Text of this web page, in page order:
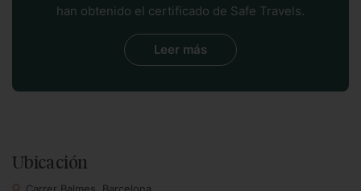
han obtenido el certificado de Safe Travels.
Leer más
Ubicación
Carrer Balmes. Barcelona.